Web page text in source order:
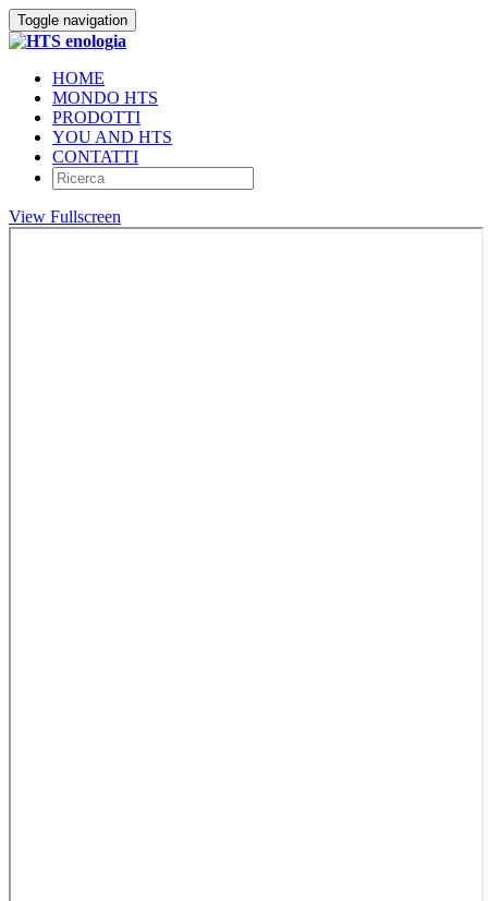
Toggle navigation
HOME
MONDO HTS
PRODOTTI
YOU AND HTS
CONTATTI
View Fullscreen